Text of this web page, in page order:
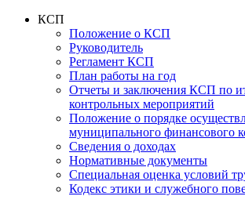
КСП
Положение о КСП
Руководитель
Регламент КСП
План работы на год
Отчеты и заключения КСП по
контрольных мероприятий
Положение о порядке
муниципального финансового
Сведения о доходах
Нормативные документы
Специальная оценка условий
Кодекс этики и служебного